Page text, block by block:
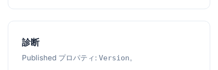
診断
Published プロパティ: Version。